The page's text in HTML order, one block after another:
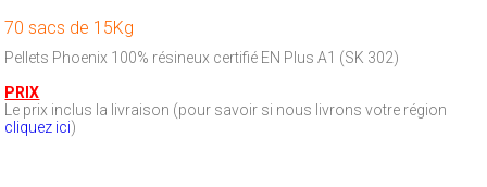
70 sacs de 15Kg
Pellets Phoenix 100% résineux certifié EN Plus A1 (SK 302)
PRIX
Le prix inclus la livraison (pour savoir si nous livrons votre région
cliquez ici)